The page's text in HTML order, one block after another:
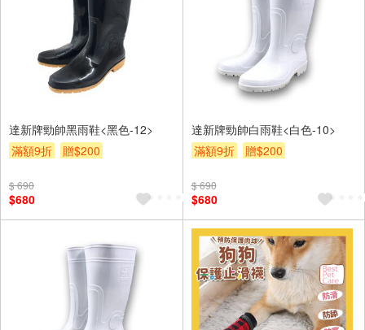
達新牌勁帥黑雨鞋<黑色-12>
滿額9折
贈$200
$ 690
$680
達新牌勁帥白雨鞋<白色-10>
滿額9折
贈$200
$ 690
$680